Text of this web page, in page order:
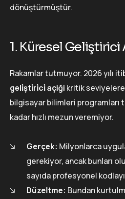
dönüştürmüştür.
1. Küresel Geliştirici
Rakamlar tutmuyor. 2026 yılı
geli̇şti̇ri̇ci̇ açiği kritik seviyelere
bilgisayar bilimleri programları
kadar hızlı mezun veremiyor.
Gerçek: Milyonlarca
gerekiyor, ancak bunları
sayıda profesyonel
Düzeltme: Bundan